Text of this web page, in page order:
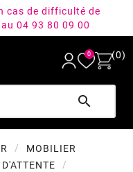
cas de difficulté de
04 93 80 09 00
0 (0)

MOBILIER